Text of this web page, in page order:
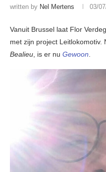
written by Nel Mertens 03/
Vanuit Brussel laat Flor
met zijn project
Bealieu, is er nu Gewoon.